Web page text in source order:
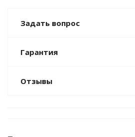
Задать вопрос
Гарантия
Отзывы